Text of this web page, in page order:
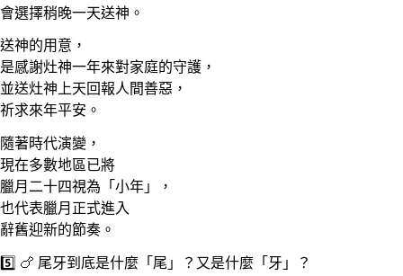
會選擇稍晚一天送神。
送神的用意，
是感謝灶神一年來對家庭的守護，
並送灶神上天回報人間善惡，
祈求來年平安。
隨著時代演變，
現在多數地區已將
臘月二十四視為「小年」，
也代表臘月正式進入
辭舊迎新的節奏。
5️⃣ 🍗 尾牙到底是什麼「尾」？又是什麼「牙」？